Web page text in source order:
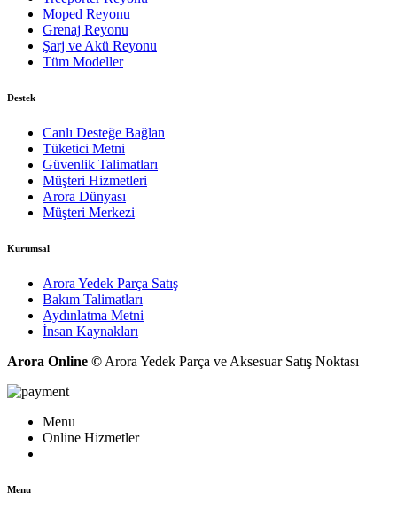
Moped Reyonu
Grenaj Reyonu
Şarj ve Akü Reyonu
Tüm Modeller
Destek
Canlı Desteğe Bağlan
Tüketici Metni
Güvenlik Talimatları
Müşteri Hizmetleri
Arora Dünyası
Müşteri Merkezi
Kurumsal
Arora Yedek Parça Satış
Bakım Talimatları
Aydınlatma Metni
İnsan Kaynakları
Arora Online © Arora Yedek Parça ve Aksesuar Satış Noktası
Menu
Online Hizmetler
Menu